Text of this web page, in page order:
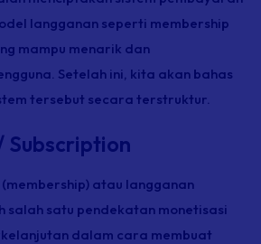
langganan seperti membership
mampu menarik dan
Setelah ini, kita akan bahas
tersebut secara terstruktur.
Subscription
(membership) atau langganan
salah satu pendekatan monetisasi
dalam cara membuat